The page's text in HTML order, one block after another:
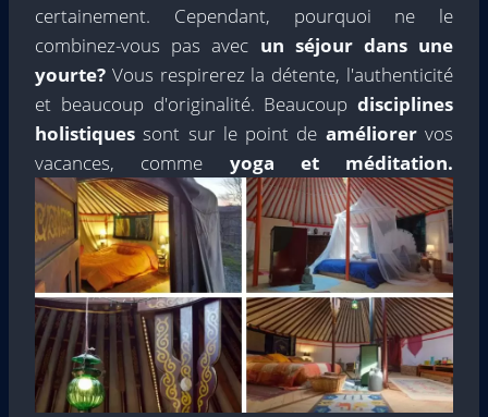
certainement. Cependant, pourquoi ne le
combinez-vous pas avec un séjour dans une
yourte? Vous respirerez la détente, l'authenticité
et beaucoup d'originalité. Beaucoup disciplines
holistiques sont sur le point de améliorervos
vacances, comme yoga et méditation.